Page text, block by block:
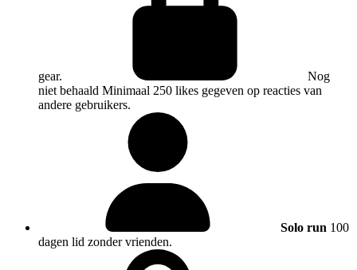
gear.
Nog
niet behaald Minimaal 250 likes gegeven op reacties van
andere gebruikers.
Solo run 100
dagen lid zonder vrienden.